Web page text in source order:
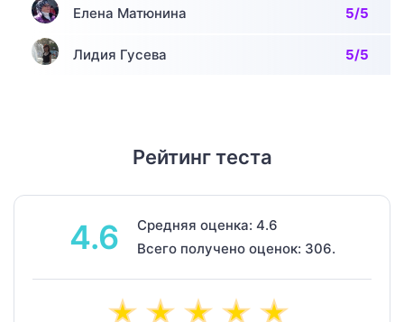
Елена Матюнина 5/5
Лидия Гусева 5/5
Рейтинг теста
4.6
Средняя оценка: 4.6
Всего получено оценок: 306.